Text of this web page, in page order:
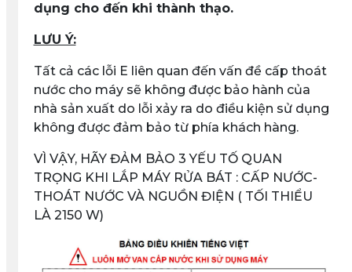
dụng cho đến khi thành thạo.
LƯU Ý:
Tất cả các lỗi E liên quan đến vấn đề cấp thoát
nước cho máy sẽ không được bảo hành của
nhà sản xuất do lỗi xảy ra do điều kiện sử dụng
không được đảm bảo từ phía khách hàng.
VÌ VẬY, HÃY ĐẢM BẢO 3 YẾU TỐ QUAN
TRỌNG KHI LẮP MÁY RỬA BÁT : CẤP NƯỚC-
THOÁT NƯỚC VÀ NGUỒN ĐIỆN ( TỐI THIỂU
LÀ 2150 W)